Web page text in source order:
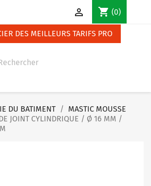
shopping_cart (0)

DES MEILLEURS TARIFS PRO
DU BATIMENT
MASTIC MOUSSE
JOINT CYLINDRIQUE / Ø 16 MM /
des cookies